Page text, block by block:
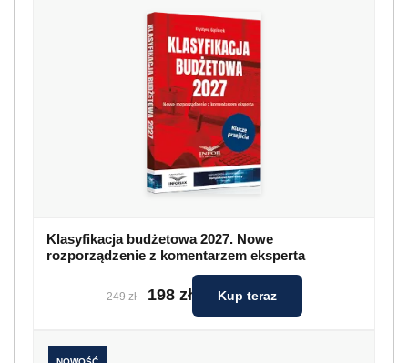
Klasyfikacja budżetowa 2027. Nowe
rozporządzenie z komentarzem eksperta
249 zł 198 zł Kup teraz